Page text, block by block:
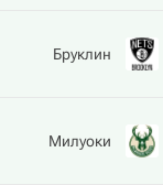
Бруклин
Милуоки